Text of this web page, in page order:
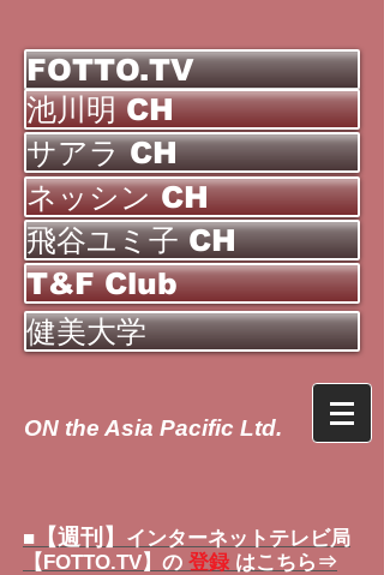
FOTTO.TV
池川明 CH
サアラ CH
ネッシン CH
飛谷ユミ子 CH
T&F Club
健美大学
ON the Asia Pacific Ltd.
■ 【週刊】
インターネットテレビ局
【FOTTO.TV】の 登録 はこちら⇒